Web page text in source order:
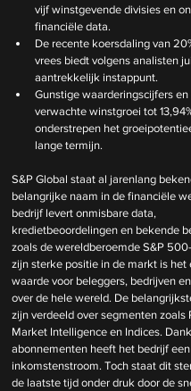
vijf winstgevende divisies en
financiële data.
De recente koersdaling van
vrees biedt volgens analisten
aantrekkelijk instappunt.
Gunstige waarderingscijfers en
verwachte winstgroei tot
onderstrepen het
lange termijn.
S&P Global staat al jarenlang
belangrijke naam in de financiële
bedrijf levert onmisbare data,
kredietbeoordelingen en bekende
zoals de wereldberoemde S&P
zijn sterke positie in de markt is het
waarde voor beleggers, bedrijven
over de hele wereld. De
zijn verdeeld over segmenten zoals
Market Intelligence en Indices.
abonnementen heeft het bedrijf
inkomstenstroom. Toch staat dit
de laatste tijd onder druk door de